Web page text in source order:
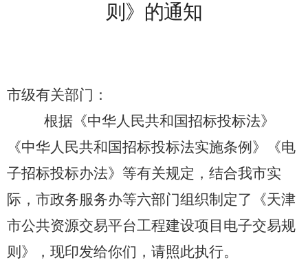
则》的通知
市级有关部门：
根据《中华人民共和国招标投标法》
《中华人民共和国招标投标法实施条例》《电
子招标投标办法》等有关规定，结合我市实
际，市政务服务办等六部门组织制定了《天津
市公共资源交易平台工程建设项目电子交易规
则》，现印发给你们，请照此执行。